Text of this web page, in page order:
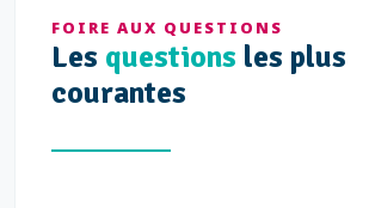
FOIRE AUX QUESTIONS
Les questions les plus
courantes